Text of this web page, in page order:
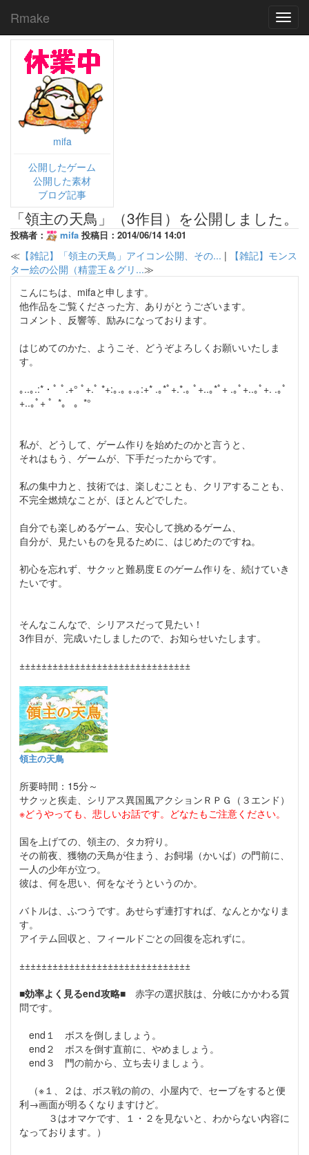
Rmake
mifa
公開したゲーム
公開した素材
ブログ記事
「領主の天鳥」（3作目）を公開しました。
投稿者： mifa 投稿日：2014/06/14 14:01
≪ 【雑記】「領主の天鳥」アイコン公開、その... |
【雑記】モンス
ター絵の公開（精霊王＆グリ...≫
こんにちは、mifaと申します。
他作品をご覧くださった方、ありがとうございます。
コメント、反響等、励みになっております。
はじめてのかた、ようこそ、どうぞよろしくお願いいたしま
す。
｡..｡.:*・ﾟ ﾟ.+° ﾟ+.ﾟ *+:｡.｡ ｡.｡:+* .｡*ﾟ+.*.｡ ﾟ+..｡*ﾟ+ .｡ﾟ+..｡ﾟ+. .｡ﾟ
+..｡ﾟ+ ゜*。 。*°
私が、どうして、ゲーム作りを始めたのかと言うと、
それはもう、ゲームが、下手だったからです。
私の集中力と、技術では、楽しむことも、クリアすることも、
不完全燃焼なことが、ほとんどでした。
自分でも楽しめるゲーム、安心して挑めるゲーム、
自分が、見たいものを見るために、はじめたのですね。
初心を忘れず、サクッと難易度Ｅのゲーム作りを、続けていき
たいです。
そんなこんなで、シリアスだって見たい！
3作目が、完成いたしましたので、お知らせいたします。
±±±±±±±±±±±±±±±±±±±±±±±±±±±±±±±
領主の天鳥
所要時間：15分～
サクッと疾走、シリアス異国風アクションＲＰＧ（３エンド）
※どうやっても、悲しいお話です。どなたもご注意ください。
国を上げての、領主の、タカ狩り。
その前夜、獲物の天鳥が住まう、お飼場（かいば）の門前に、
一人の少年が立つ。
彼は、何を思い、何をなそうというのか。
バトルは、ふつうです。あせらず連打すれば、なんとかなりま
す。
アイテム回収と、フィールドごとの回復を忘れずに。
±±±±±±±±±±±±±±±±±±±±±±±±±±±±±±±
■効率よく見るend攻略■ 赤字の選択肢は、分岐にかかわる質
問です。
end１ ボスを倒しましょう。
end２ ボスを倒す直前に、やめましょう。
end３ 門の前から、立ち去りましょう。
（※１、２は、ボス戦の前の、小屋内で、セーブをすると便
利→画面が明るくなりますけど。
３はオマケです、１・２を見ないと、わからない内容に
なっております。）